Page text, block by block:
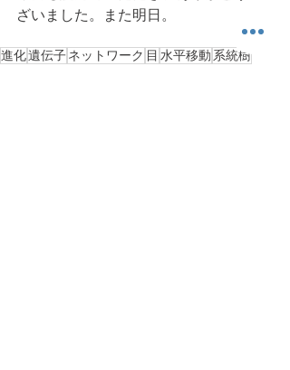
ざいました。また明日。
進化遺伝子ネットワーク 目 水平移動 系統樹